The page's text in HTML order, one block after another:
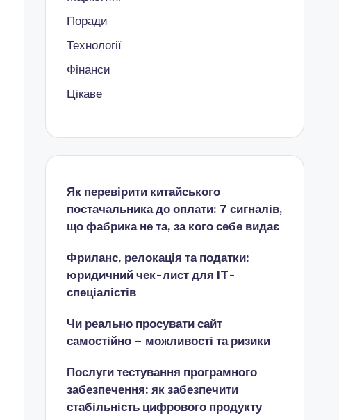
Поради
Технології
Фінанси
Цікаве
Як перевірити китайського
постачальника до оплати: 7 сигналів,
що фабрика не та, за кого себе видає
Фриланс, релокація та податки:
юридичний чек-лист для IT-
спеціалістів
Чи реально просувати сайт
самостійно – можливості та ризики
Послуги тестування програмного
забезпечення: як забезпечити
стабільність цифрового продукту